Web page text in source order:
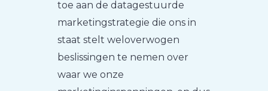
toe aan de datagestuurde
marketingstrategie die ons in
staat stelt weloverwogen
beslissingen te nemen over
waar we onze